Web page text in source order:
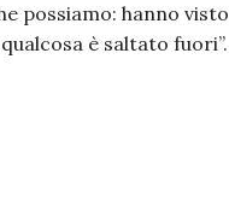
possiamo: hanno visto
è saltato fuori”.